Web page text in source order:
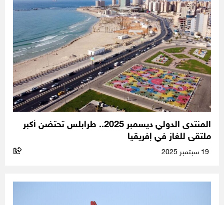
المنتدى الدولي ديسمبر 2025.. طرابلس تحتضن أكبر
ملتقى للغاز في إفريقيا